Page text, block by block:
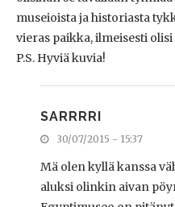
museioista ja historiasta
vieras paikka, ilmeisesti
P.S. Hyviä kuvia!
SARRRRI
30/07/2015 - 15:37
Mä olen kyllä kanssa
aluksi olinkin aivan